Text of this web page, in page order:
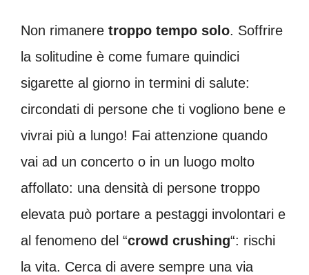
Non rimanere troppo tempo solo. Soffrire
la solitudine è come fumare quindici
sigarette al giorno in termini di salute:
circondati di persone che ti vogliono bene e
vivrai più a lungo! Fai attenzione quando
vai ad un concerto o in un luogo molto
affollato: una densità di persone troppo
elevata può portare a pestaggi involontari e
al fenomeno del “crowd crushing“: rischi
la vita. Cerca di avere sempre una via